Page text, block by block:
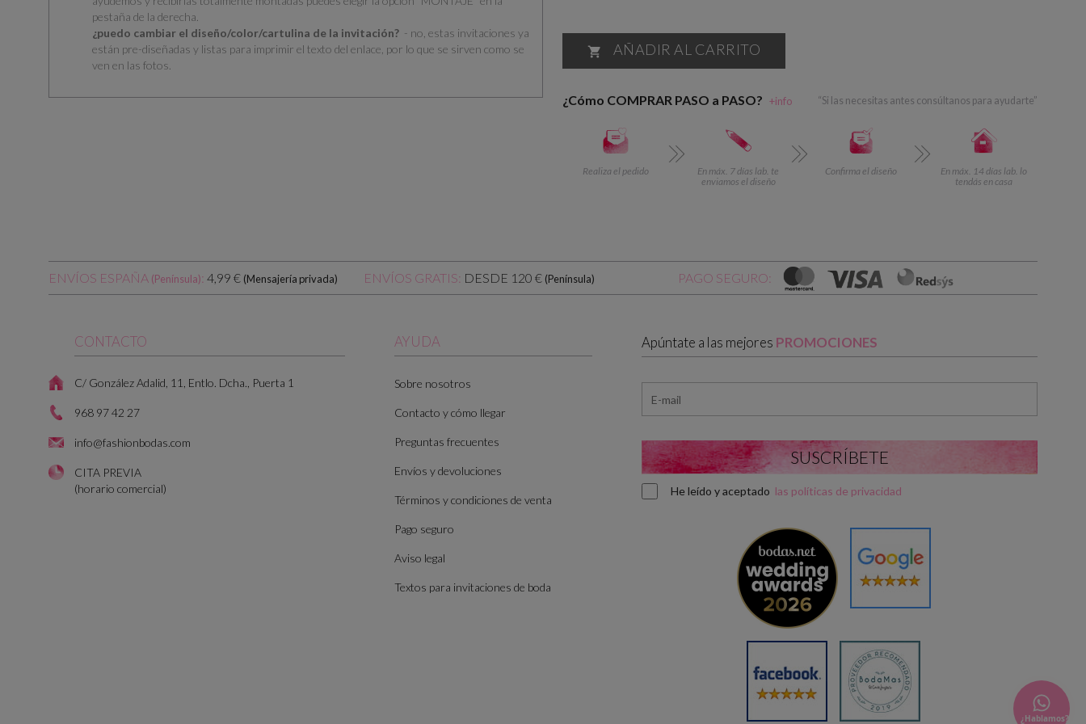
pestaña de la derecha.
¿puedo cambiar el diseño/color/cartulina de la invitación? - no, estas invitaciones ya
están pre-diseñadas y listas para imprimir el texto del enlace, por lo que se sirven como se
ven en las fotos.
 AÑADIR AL CARRITO
¿Cómo COMPRAR PASO a PASO? +info “Si las necesitas antes consúltanos para ayudarte”
Realiza el pedido
En máx. 7 días lab. te
enviamos el diseño
Confirma el diseño
En máx. 14 días lab. lo
tendás en casa
ENVÍOS ESPAÑA (Península): 4,99 € (Mensajería privada) ENVÍOS GRATIS: DESDE 120 € (Península) PAGO SEGURO:
CONTACTO
C/ González Adalid, 11, Entlo. Dcha., Puerta 1
968 97 42 27
info@fashionbodas.com
CITA PREVIA
(horario comercial)
AYUDA
Sobre nosotros
Contacto y cómo llegar
Preguntas frecuentes
Envíos y devoluciones
Términos y condiciones de venta
Pago seguro
Aviso legal
Textos para invitaciones de boda
Apúntate a las mejores PROMOCIONES
He leído y aceptado las políticas de privacidad
¿Hablamos?